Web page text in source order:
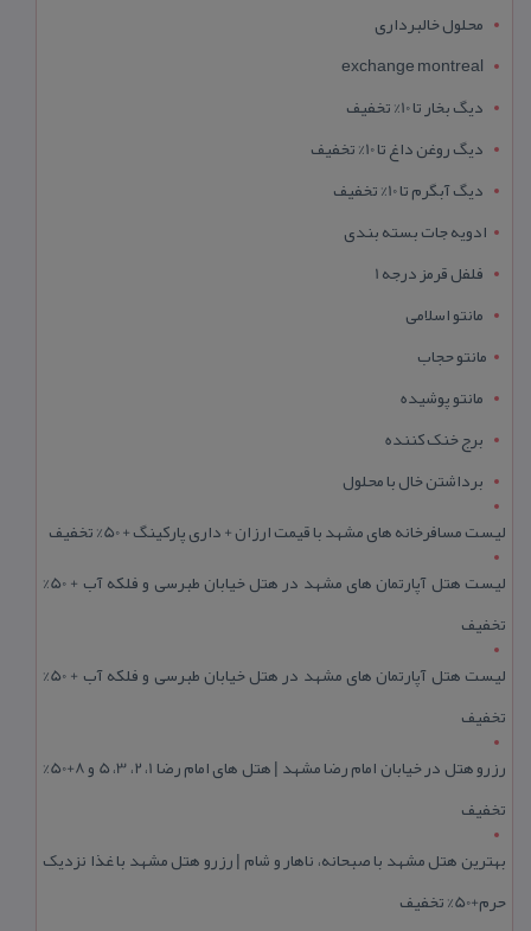
محلول خالبرداری
exchange montreal
دیگ بخار تا 10% تخفیف
دیگ روغن داغ تا 10% تخفیف
دیگ آبگرم تا 10% تخفیف
ادویه جات بسته بندی
فلفل قرمز درجه 1
مانتو اسلامی
مانتو حجاب
مانتو پوشیده
برج خنک کننده
برداشتن خال با محلول
لیست مسافرخانه های مشهد با قیمت ارزان + داری پارکینگ + 50% تخفیف
لیست هتل آپارتمان های مشهد در هتل خیابان طبرسی و فلکه آب + 50%
تخفیف
لیست هتل آپارتمان های مشهد در هتل خیابان طبرسی و فلکه آب + 50%
تخفیف
رزرو هتل در خیابان امام رضا مشهد | هتل‌ های امام رضا 1، 2، 3، 5 و 8+50%
تخفیف
بهترین هتل مشهد با صبحانه، ناهار و شام | رزرو هتل مشهد با غذا نزدیک
حرم+50% تخفیف